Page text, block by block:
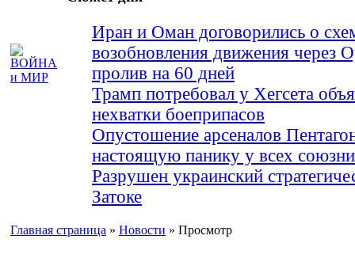
Иран и Оман договорились о
возобновления движения через
пролив на 60 дней
Трамп потребовал у Хегсета
нехватки боеприпасов
Опустошение арсеналов
настоящую панику у всех
Разрушен украинский
Затоке
Главная страница » Новости » Просмотр